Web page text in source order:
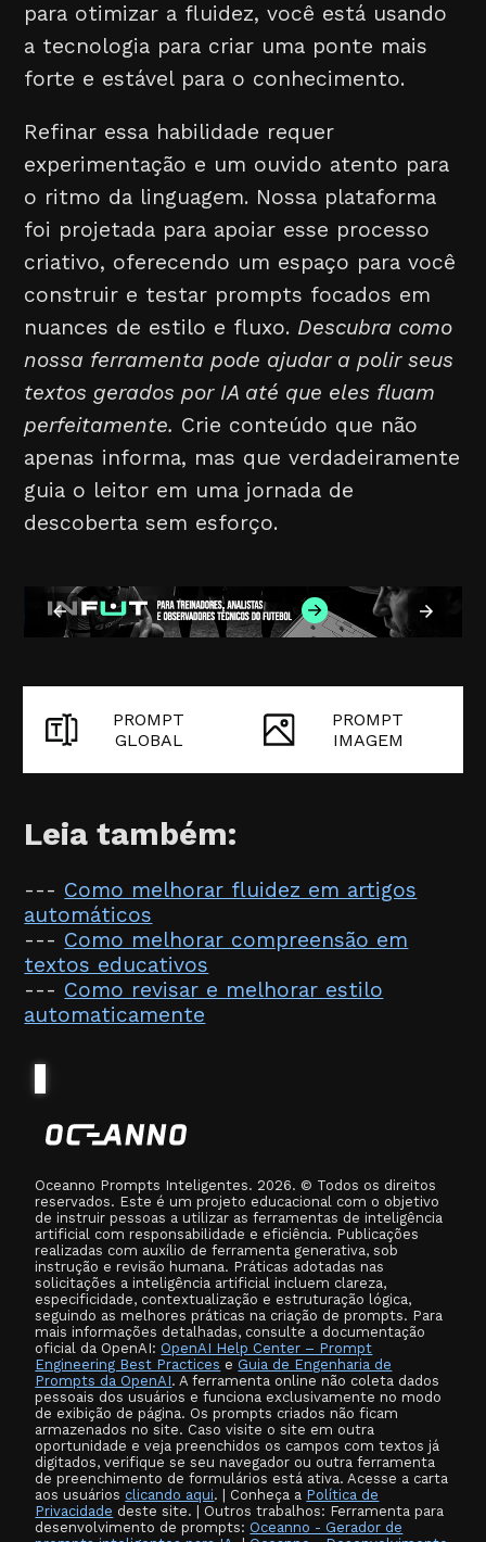
para otimizar a fluidez, você está usando
a tecnologia para criar uma ponte mais
forte e estável para o conhecimento.
Refinar essa habilidade requer
experimentação e um ouvido atento para
o ritmo da linguagem. Nossa plataforma
foi projetada para apoiar esse processo
criativo, oferecendo um espaço para você
construir e testar prompts focados em
nuances de estilo e fluxo. Descubra como
nossa ferramenta pode ajudar a polir seus
textos gerados por IA até que eles fluam
perfeitamente. Crie conteúdo que não
apenas informa, mas que verdadeiramente
guia o leitor em uma jornada de
descoberta sem esforço.
PROMPT
GLOBAL
PROMPT
IMAGEM
Leia também:
--- Como melhorar fluidez em artigos
automáticos
--- Como melhorar compreensão em
textos educativos
--- Como revisar e melhorar estilo
automaticamente
Oceanno Prompts Inteligentes. 2026. © Todos os direitos
reservados. Este é um projeto educacional com o objetivo
de instruir pessoas a utilizar as ferramentas de inteligência
artificial com responsabilidade e eficiência. Publicações
realizadas com auxílio de ferramenta generativa, sob
instrução e revisão humana. Práticas adotadas nas
solicitações a inteligência artificial incluem clareza,
especificidade, contextualização e estruturação lógica,
seguindo as melhores práticas na criação de prompts. Para
mais informações detalhadas, consulte a documentação
oficial da OpenAI: OpenAI Help Center – Prompt
Engineering Best Practices e Guia de Engenharia de
Prompts da OpenAI. A ferramenta online não coleta dados
pessoais dos usuários e funciona exclusivamente no modo
de exibição de página. Os prompts criados não ficam
armazenados no site. Caso visite o site em outra
oportunidade e veja preenchidos os campos com textos já
digitados, verifique se seu navegador ou outra ferramenta
de preenchimento de formulários está ativa. Acesse a carta
aos usuários clicando aqui. | Conheça a Política de
Privacidade deste site. | Outros trabalhos: Ferramenta para
desenvolvimento de prompts: Oceanno - Gerador de